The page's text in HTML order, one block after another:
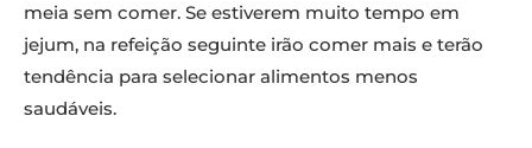
meia sem comer. Se estiverem muito tempo em
jejum, na refeição seguinte irão comer mais e terão
tendência para selecionar alimentos menos
saudáveis.